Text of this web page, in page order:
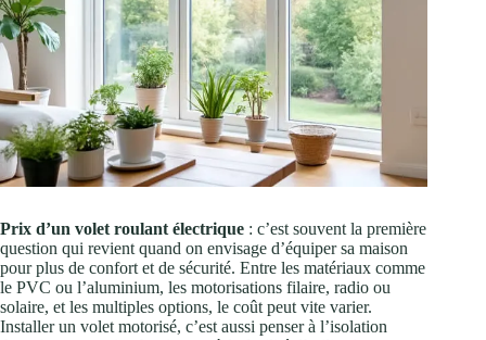
Prix d’un volet roulant électrique : c’est souvent la première
question qui revient quand on envisage d’équiper sa maison
pour plus de confort et de sécurité. Entre les matériaux comme
le PVC ou l’aluminium, les motorisations filaire, radio ou
solaire, et les multiples options, le coût peut vite varier.
Installer un volet motorisé, c’est aussi penser à l’isolation